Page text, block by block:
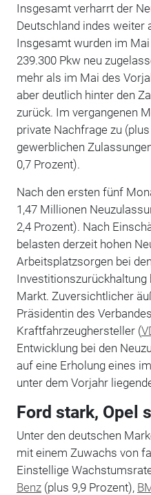
Insgesamt verharrt der
Deutschland indes weiter
Insgesamt wurden im
239.300 Pkw neu
mehr als im Mai des
aber deutlich hinter den
zurück. Im vergangenen
private Nachfrage zu
gewerblichen
0,7 Prozent).
Nach den ersten fünf
1,47 Millionen
2,4 Prozent). Nach
belasten derzeit hohen
Arbeitsplatzsorgen bei
Investitionszurückhaltung
Markt. Zuversichtlicher
Präsidentin des
Kraftfahrzeughersteller (
Entwicklung bei den
auf eine Erholung eines
unter dem Vorjahr
Ford stark, Opel
Unter den deutschen
mit einem Zuwachs von
Einstellige
Benz(plus 9,9 Prozent),